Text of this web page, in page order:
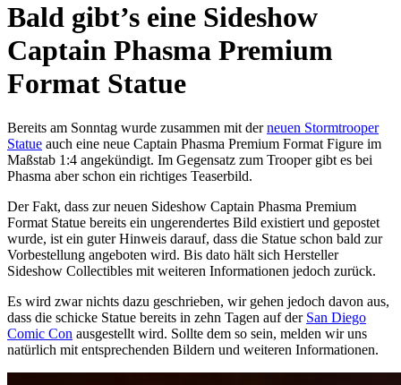
Bald gibt’s eine Sideshow
Captain Phasma Premium
Format Statue
Bereits am Sonntag wurde zusammen mit derneuen Stormtrooper
Statue auch eine neue Captain Phasma Premium Format Figure im
Maßstab 1:4 angekündigt. Im Gegensatz zum Trooper gibt es bei
Phasma aber schon ein richtiges Teaserbild.
Der Fakt, dass zur neuen Sideshow Captain Phasma Premium
Format Statue bereits ein ungerendertes Bild existiert und gepostet
wurde, ist ein guter Hinweis darauf, dass die Statue schon bald zur
Vorbestellung angeboten wird. Bis dato hält sich Hersteller
Sideshow Collectibles mit weiteren Informationen jedoch zurück.
Es wird zwar nichts dazu geschrieben, wir gehen jedoch davon aus,
dass die schicke Statue bereits in zehn Tagen auf der San Diego
Comic Con ausgestellt wird. Sollte dem so sein, melden wir uns
natürlich mit entsprechenden Bildern und weiteren Informationen.